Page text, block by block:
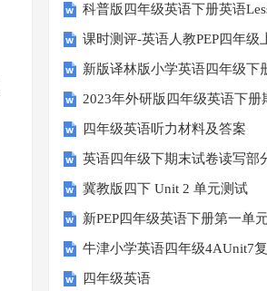
科普版四年级英语下册英语
课时测评-英语人教PEP四年
新版译林版小学英语四年级下
2023年外研版四年级英语下册
四年级英语听力材料及答案
英语四年级下期末试卷读写部
冀教版四下 Unit 2 单元测试
新PEP四年级英语下册第一单
牛津小学英语四年级4AUnit7
四年级英语